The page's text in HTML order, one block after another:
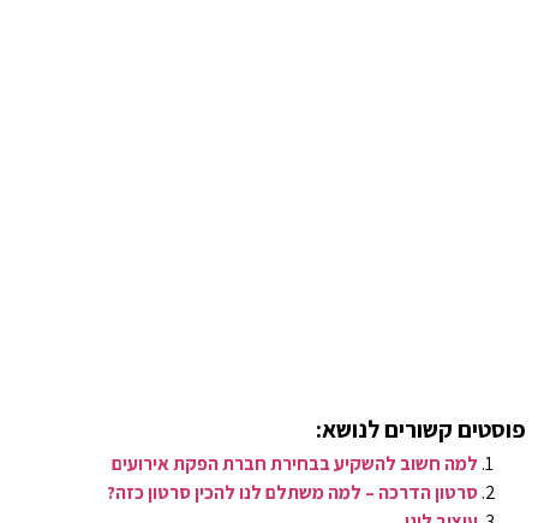
פוסטים קשורים לנושא:
למה חשוב להשקיע בבחירת חברת הפקת אירועים
סרטון הדרכה – למה משתלם לנו להכין סרטון כזה?